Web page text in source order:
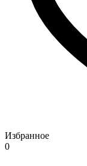
Избранное
0